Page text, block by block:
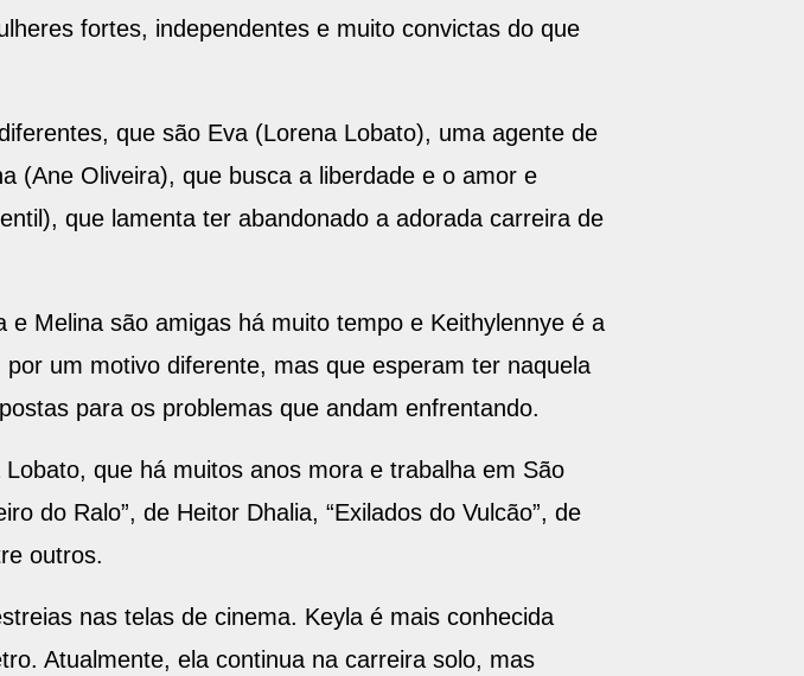
fortes, independentes e muito convictas do que
que são Eva (Lorena Lobato), uma agente de
(Ane Oliveira), que busca a liberdade e o amor e
que lamenta ter abandonado a adorada carreira de
Melina são amigas há muito tempo e Keithylennye é a
um motivo diferente, mas que esperam ter naquela
para os problemas que andam enfrentando.
que há muitos anos mora e trabalha em São
do Ralo”, de Heitor Dhalia, “Exilados do Vulcão”, de
outros.
nas telas de cinema. Keyla é mais conhecida
Atualmente, ela continua na carreira solo, mas